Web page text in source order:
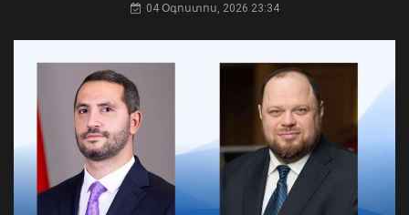
Վթարային ջրանջատում Երևանի
Դուք 5 տարի ինձնից փախած եք ման
եկել. Կոնջորյանը՝ «Հայաստան»
դաշինքի պատգամավորներին
04 Օգոստոս, 2026 15:53
04 Օգոստոս, 2026 23:34